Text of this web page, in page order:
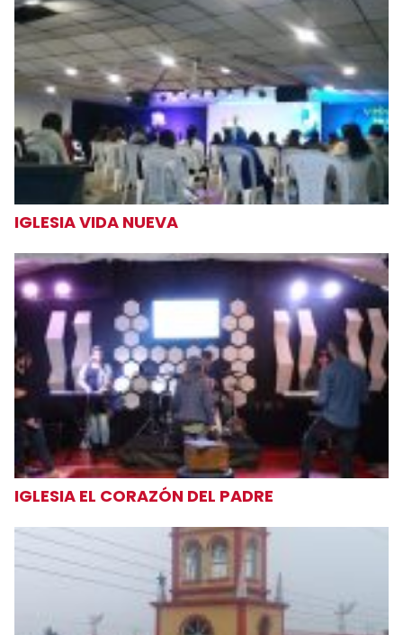
IGLESIA VIDA NUEVA
IGLESIA EL CORAZÓN DEL PADRE